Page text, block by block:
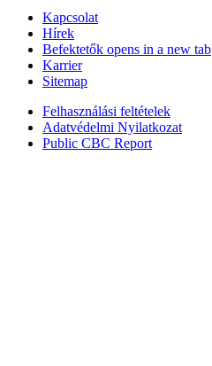
Kapcsolat
Hírek
Befektetők opens in a new tab
Karrier
Sitemap
Felhasználási feltételek
Adatvédelmi Nyilatkozat
Public CBC Report